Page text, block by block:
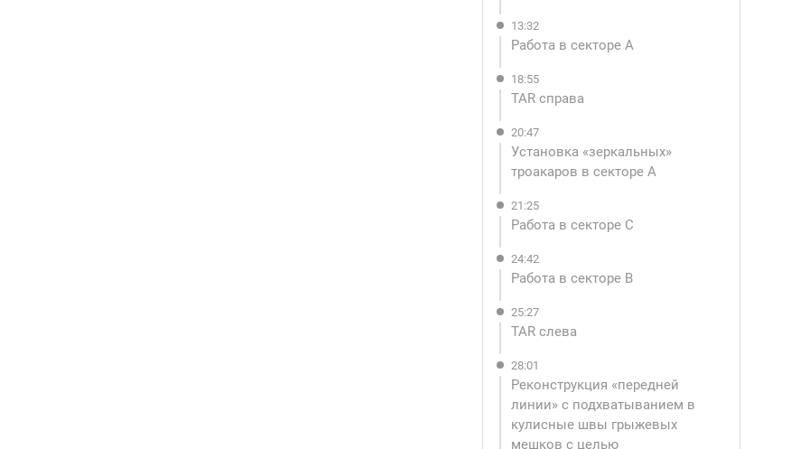
13:32
Работа в секторе А
18:55
TAR справа
20:47
Установка «зеркальных»
троакаров в секторе А
21:25
Работа в секторе С
24:42
Работа в секторе В
25:27
TAR слева
28:01
Реконструкция «передней
линии» с подхватыванием в
кулисные швы грыжевых
мешков с целью